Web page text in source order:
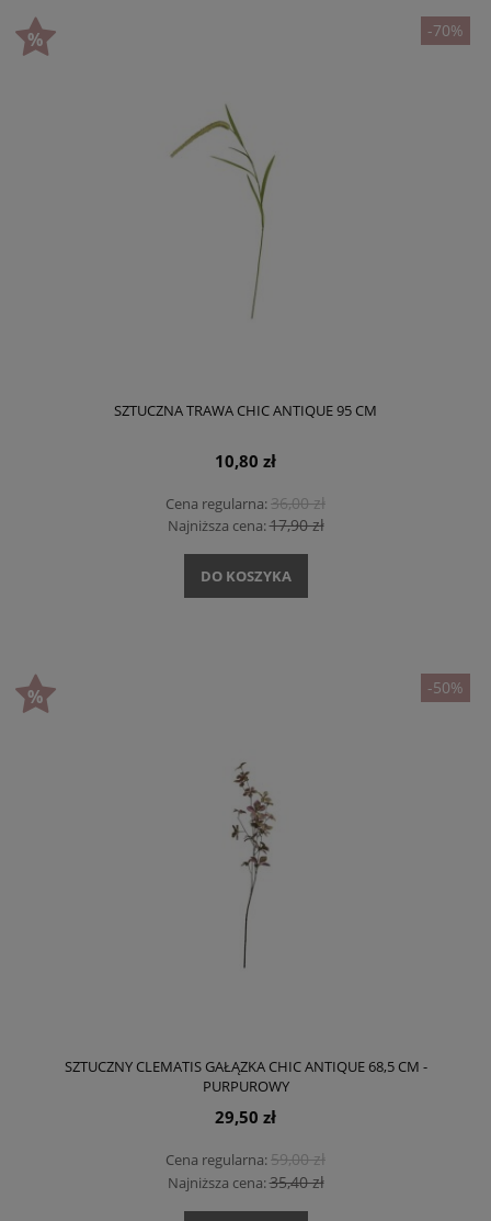
SZTUCZNA TRAWA CHIC ANTIQUE 95 CM
10,80 zł
Cena regularna:36,00 zł
Najniższa cena:17,90 zł
DO KOSZYKA
-70%
SZTUCZNY CLEMATIS GAŁĄZKA CHIC ANTIQUE 68,5 CM -
PURPUROWY
29,50 zł
Cena regularna:59,00 zł
Najniższa cena:35,40 zł
-50%